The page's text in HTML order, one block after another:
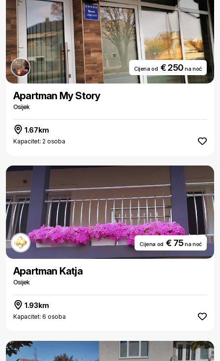
Cijena od € 250na noć
Apartman My Story
Osijek
1.67km
Kapacitet: 2 osoba
Cijena od € 75na noć
Apartman Katja
Osijek
1.93km
Kapacitet: 6 osoba